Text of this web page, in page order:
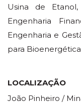
Usina de
Engenharia
Engenharia e
para
LOCALIZAÇÃO
João Pinheiro /